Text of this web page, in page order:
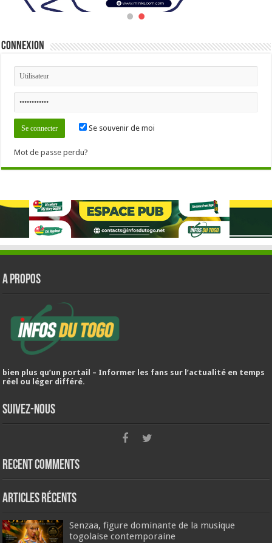
Connexion
Se souvenir de moi
Mot de passe perdu?
A PROPOS
bien plus qu’un portail – Informer les fans sur l’actualité en temps
réel ou léger différé.
Suivez-nous
Recent Comments
Articles récents
Senzaa, figure dominante de la musique
togolaise contemporaine